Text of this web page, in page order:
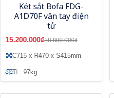
Két sắt Bofa FDG-
A1D70F vân tay điện
tử
15.200.000₫18.800.000₫
C715 x R470 x S415mm
TL: 97kg